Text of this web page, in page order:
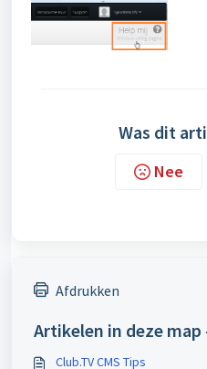
Was dit
Nee
Afdrukken
Artikelen in deze map
Club.TV CMS Tips